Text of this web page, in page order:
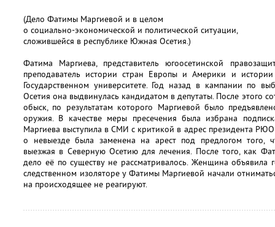
(Дело Фатимы Маргиевой и в целом
о социально-экономической и политической ситуации,
сложившейся в республике Южная Осетия.)
Фатима Маргиева, представитель югоосетинской
преподаватель истории стран Европы и Америки и
Государственном университете. Год назад в кампании по
Осетия она выдвинулась кандидатом в депутаты. После этого
обыск, по результатам которого Маргиевой было
оружия. В качестве меры пресечения была избрана
Маргиева выступила в СМИ с критикой в адрес президента
о невыезде была заменена на арест под предлогом того,
выезжая в Северную Осетию для лечения. После того, как
дело её по существу не рассматривалось. Женщина объявила
следственном изоляторе у Фатимы Маргиевой начали
на происходящее не реагируют.